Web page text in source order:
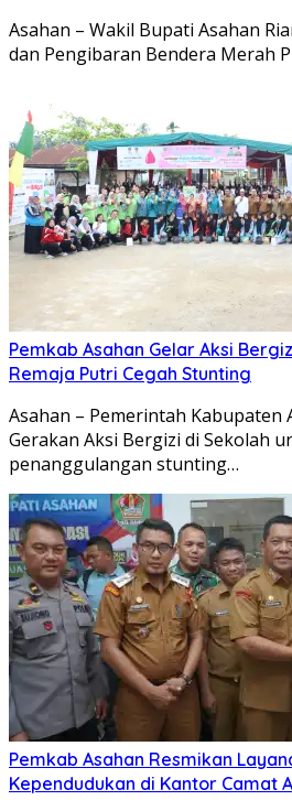
Asahan – Wakil Bupati Asahan
dan Pengibaran Bendera Merah
Pemkab Asahan Gelar Aksi
Remaja Putri Cegah Stunting
Asahan – Pemerintah Kabupaten
Gerakan Aksi Bergizi di Sekolah
penanggulangan stunting…
Pemkab Asahan Resmikan
Kependudukan di Kantor Camat